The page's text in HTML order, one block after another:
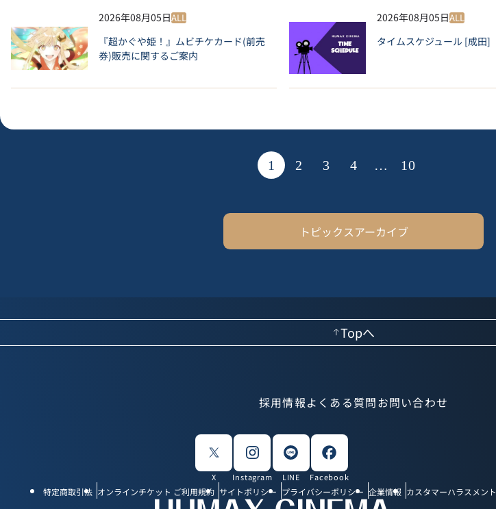
2026年08月05日ALL
『超かぐや姫！』ムビチケカード(前売
券)販売に関するご案内
2026年08月05日ALL
タイムスケジュール [成田]
1 2 3 4 … 10
トピックスアーカイブ
Topへ
採用情報よくある質問お問い合わせ
X Instagram LINE Facebook
特定商取引法 オンラインチケット ご利用規約 サイトポリシー プライバシーポリシー 企業情報 カスタマーハラスメント